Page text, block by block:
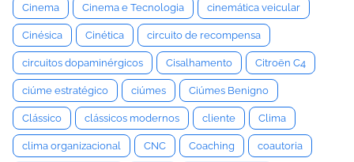
Cinema Cinema e Tecnologia cinemática veicular
Cinésica Cinética circuito de recompensa
circuitos dopaminérgicos Cisalhamento Citroën C4
ciúme estratégico ciúmes Ciúmes Benigno
Clássico clássicos modernos cliente Clima
clima organizacional CNC Coaching coautoria